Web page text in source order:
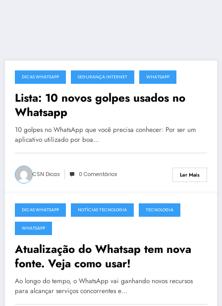
31 de Dezembro, 2018
DICAS WHATSAPP SEGURANÇA INTERNET WHATSAPP
Lista: 10 novos golpes usados no
Whatsapp
10 golpes no WhatsApp que você precisa conhecer: Por ser um
aplicativo utilizado por boa…
CSN Dicas 0 Comentários Ler Mais
18 de Julho, 2016
DICAS WHATSAPP NOTÍCIAS TECNOLOGIA TECNOLOGIA
WHATSAPP
Atualização do Whatsap tem nova
fonte. Veja como usar!
Ao longo do tempo, o WhatsApp vai ganhando novos recursos
para alcançar serviços concorrentes e…